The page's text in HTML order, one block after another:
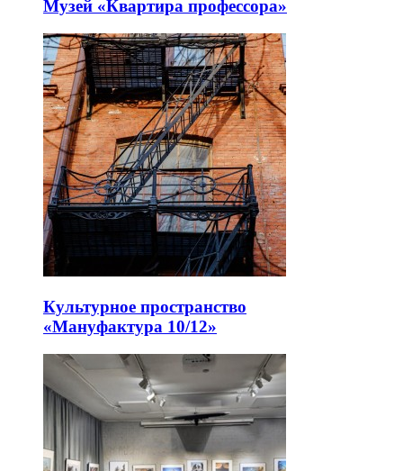
Музей «Квартира профессора»
Культурное пространство
«Мануфактура 10/12»